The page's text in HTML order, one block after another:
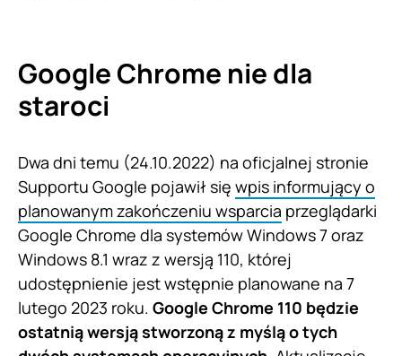
Google Chrome nie dla
staroci
Dwa dni temu (24.10.2022) na oficjalnej stronie
Supportu Google pojawił się wpis informujący o
planowanym zakończeniu wsparcia przeglądarki
Google Chrome dla systemów Windows 7 oraz
Windows 8.1 wraz z wersją 110, której
udostępnienie jest wstępnie planowane na 7
lutego 2023 roku. Google Chrome 110 będzie
ostatnią wersją stworzoną z myślą o tych